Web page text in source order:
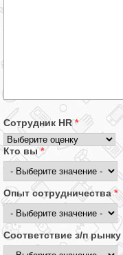
Сотрудник HR*
Кто вы*
Опыт сотрудничества*
Соответствие з/п рынку